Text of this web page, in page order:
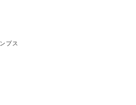
プス